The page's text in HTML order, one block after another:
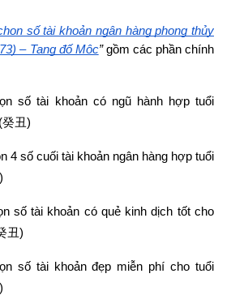
số tài khoản ngân hàng phong thủy
– Tang đố Mộc” gồm các phần chính
số tài khoản có ngũ hành hợp tuổi
癸丑)
4 số cuối tài khoản ngân hàng hợp tuổi
số tài khoản có quẻ kinh dịch tốt cho
丑)
số tài khoản đẹp miễn phí cho tuổi